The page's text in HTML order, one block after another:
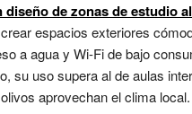
diseño de zonas de estudio
espacios exteriores
a agua y Wi-Fi de bajo
su uso supera al de aulas
aprovechan el clima